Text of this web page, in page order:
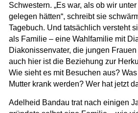
Schwestern. „Es war, als ob wir
gelegen hätten“, schreibt sie
Tagebuch. Und tatsächlich versteht
als Familie – eine Wahlfamilie mit
Diakonissenvater, die jungen
auch hier ist die Beziehung zur
Wie sieht es mit Besuchen aus?
Mutter krank werden? Wer hat jetzt
Adelheid Bandau trat nach einigen